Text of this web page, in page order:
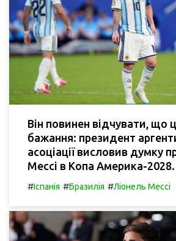
Він повинен відчувати, що
бажання: президент
асоціації висловив думку
Мессі в Копа Америка-2028.
#Іспанія #Бразилія #Ліонель Мессі